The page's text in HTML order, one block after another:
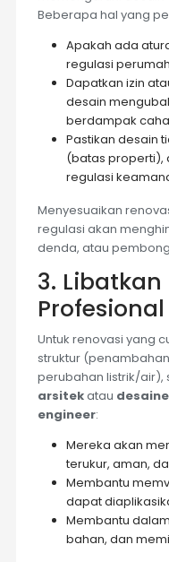
Beberapa hal yang
Apakah ada
regulasi
Dapatkan izin
desain
berdampak
Pastikan desain
(batas properti),
regulasi
Menyesuaikan
regulasi akan
denda, atau
3.
Untuk renovasi yang
struktur
perubahan listrik/air),
arsitekatau
engineer:
Mereka akan
terukur, aman,
Membantu
dapat
Membantu
bahan, dan